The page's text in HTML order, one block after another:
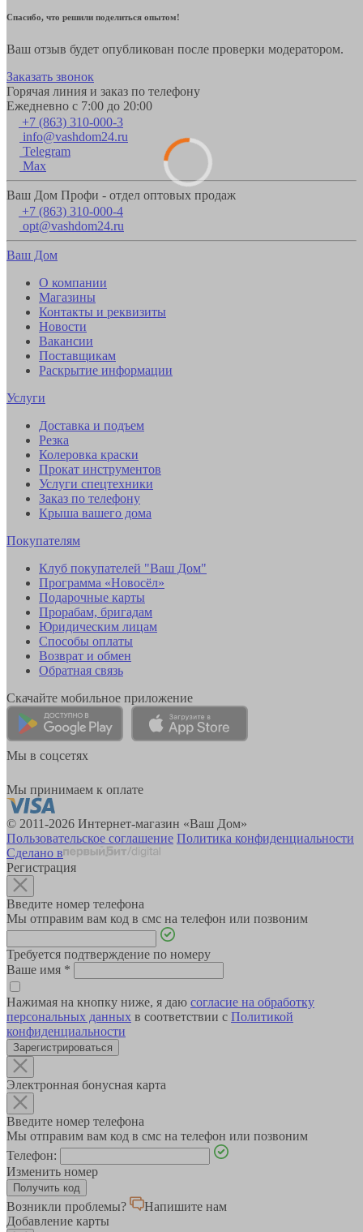
Спасибо, что решили поделиться опытом!
Ваш отзыв будет опубликован после проверки модератором.
Заказать звонок
Горячая линия и заказ по телефону
Ежедневно с 7:00 до 20:00
+7 (863) 310-000-3
info@vashdom24.ru
Telegram
Max
Ваш Дом Профи - отдел оптовых продаж
+7 (863) 310-000-4
opt@vashdom24.ru
Ваш Дом
О компании
Магазины
Контакты и реквизиты
Новости
Вакансии
Поставщикам
Раскрытие информации
Услуги
Доставка и подъем
Резка
Колеровка краски
Прокат инструментов
Услуги спецтехники
Заказ по телефону
Крыша вашего дома
Покупателям
Клуб покупателей "Ваш Дом"
Программа «Новосёл»
Подарочные карты
Прорабам, бригадам
Юридическим лицам
Способы оплаты
Возврат и обмен
Обратная связь
Скачайте мобильное приложение
Мы в соцсетях
Мы принимаем к оплате
© 2011-2026 Интернет-магазин «Ваш Дом»
Пользовательское соглашение Политика конфиденциальности
Сделано в
Регистрация
Введите номер телефона
Мы отправим вам код в смс на телефон или позвоним
Требуется подтверждение по номеру
Ваше имя *
Нажимая на кнопку ниже, я даю согласие на обработку
персональных данных в соответствии с Политикой
конфиденциальности
Зарегистрироваться
Электронная бонусная карта
Введите номер телефона
Мы отправим вам код в смс на телефон или позвоним
Телефон:
Изменить номер
Возникли проблемы?
Напишите нам
Добавление карты